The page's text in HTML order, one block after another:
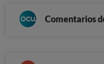
Comentarios